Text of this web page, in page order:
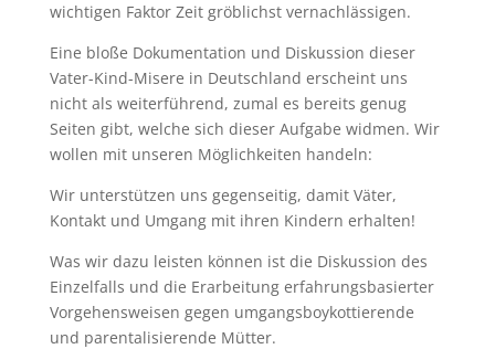
wichtigen Faktor Zeit gröblichst vernachlässigen.
Eine bloße Dokumentation und Diskussion dieser
Vater-Kind-Misere in Deutschland erscheint uns
nicht als weiterführend, zumal es bereits genug
Seiten gibt, welche sich dieser Aufgabe widmen. Wir
wollen mit unseren Möglichkeiten handeln:
Wir unterstützen uns gegenseitig, damit Väter,
Kontakt und Umgang mit ihren Kindern erhalten!
Was wir dazu leisten können ist die Diskussion des
Einzelfalls und die Erarbeitung erfahrungsbasierter
Vorgehensweisen gegen umgangsboykottierende
und parentalisierende Mütter.